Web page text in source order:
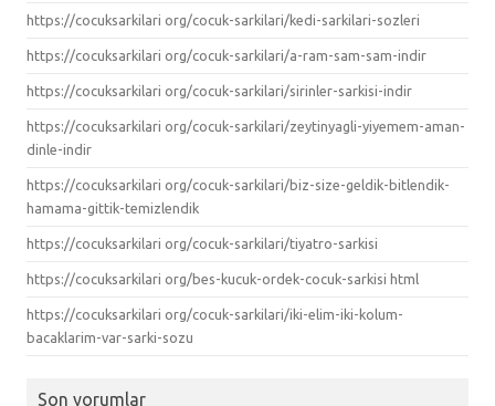
https://cocuksarkilari org/cocuk-sarkilari/kedi-sarkilari-sozleri
https://cocuksarkilari org/cocuk-sarkilari/a-ram-sam-sam-indir
https://cocuksarkilari org/cocuk-sarkilari/sirinler-sarkisi-indir
https://cocuksarkilari org/cocuk-sarkilari/zeytinyagli-yiyemem-aman-
dinle-indir
https://cocuksarkilari org/cocuk-sarkilari/biz-size-geldik-bitlendik-
hamama-gittik-temizlendik
https://cocuksarkilari org/cocuk-sarkilari/tiyatro-sarkisi
https://cocuksarkilari org/bes-kucuk-ordek-cocuk-sarkisi html
https://cocuksarkilari org/cocuk-sarkilari/iki-elim-iki-kolum-
bacaklarim-var-sarki-sozu
Son yorumlar